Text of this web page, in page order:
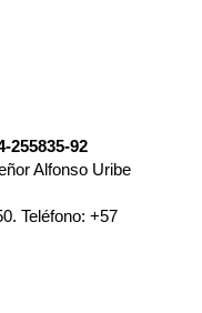
255835-92
Alfonso Uribe
Teléfono: +57